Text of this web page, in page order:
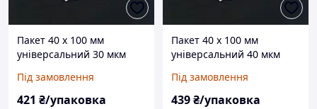
Пакет 40 x 100 мм
універсальний 30 мкм
1000 шт
Під замовлення
421 ₴/упаковка
Пакет 40 x 100 мм
універсальний 40 мкм
1000 шт
Під замовлення
439₴/упаковка